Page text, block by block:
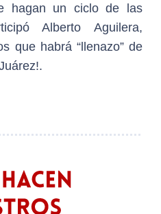
hagan un ciclo de las
Alberto Aguilera,
que habrá “llenazo” de